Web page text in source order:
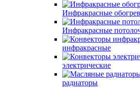
Инфракрасные
Инфракрасные
инфракрасные
электрические
радиаторы